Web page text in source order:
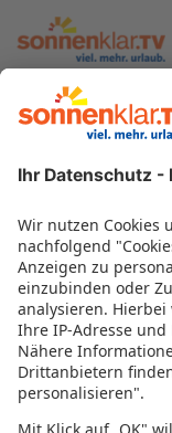
zur sonnenklar.TV
Moderatoren
Impressum
Informationen zur
Datenschutz